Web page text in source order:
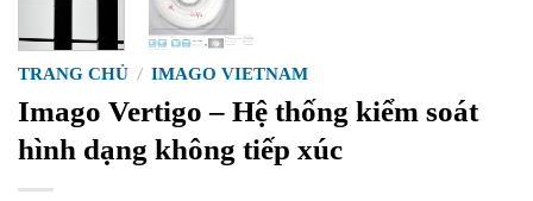
TRANG CHỦ / IMAGO VIETNAM
Imago Vertigo – Hệ thống kiểm soát
hình dạng không tiếp xúc